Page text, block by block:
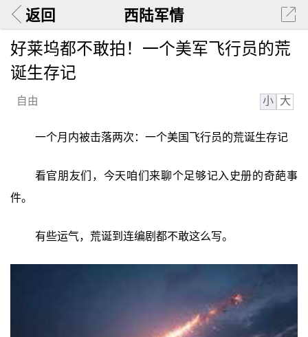
返回 西陆军情
好莱坞都不敢拍！一个美军飞行员的荒
诞生存记
自由 小 大
一个月内被击落两次：一个美国飞行员的荒诞生存记
看官朋友们，今天咱们来聊个足够记入史册的奇葩事
件。
有些运气，荒诞到连编剧都不敢这么写。